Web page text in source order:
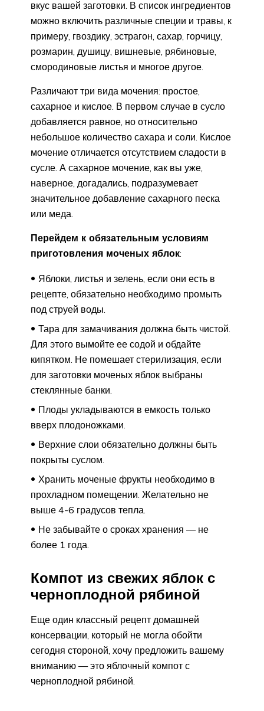
вкус вашей заготовки. В список ингредиентов
можно включить различные специи и травы, к
примеру, гвоздику, эстрагон, сахар, горчицу,
розмарин, душицу, вишневые, рябиновые,
смородиновые листья и многое другое.
Различают три вида мочения: простое,
сахарное и кислое. В первом случае в сусло
добавляется равное, но относительно
небольшое количество сахара и соли. Кислое
мочение отличается отсутствием сладости в
сусле. А сахарное мочение, как вы уже,
наверное, догадались, подразумевает
значительное добавление сахарного песка
или меда.
Перейдем к обязательным условиям
приготовления моченых яблок:
Яблоки, листья и зелень, если они есть в
рецепте, обязательно необходимо промыть
под струей воды.
Тара для замачивания должна быть чистой.
Для этого вымойте ее содой и обдайте
кипятком. Не помешает стерилизация, если
для заготовки моченых яблок выбраны
стеклянные банки.
Плоды укладываются в емкость только
вверх плодоножками.
Верхние слои обязательно должны быть
покрыты суслом.
Хранить моченые фрукты необходимо в
прохладном помещении. Желательно не
выше 4-6 градусов тепла.
Не забывайте о сроках хранения — не
более 1 года.
Компот из свежих яблок с
черноплодной рябиной
Еще один классный рецепт домашней
консервации, который не могла обойти
сегодня стороной, хочу предложить вашему
вниманию — это яблочный компот с
черноплодной рябиной.